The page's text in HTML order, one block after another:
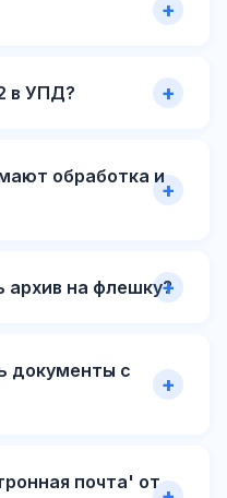
в УПД?
обработка и
архив на флешку?
документы с
почта' от